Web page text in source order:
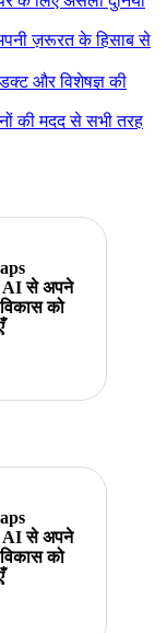
ज़रूरत के हिसाब से
और विशेषज्ञ की
की मदद से सभी तरह
AI से अपने
को
AI से अपने
को